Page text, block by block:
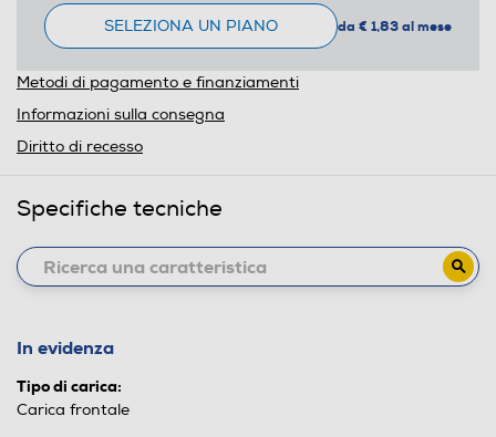
SELEZIONA UN PIANO da € 1,83 al mese
Metodi di pagamento e finanziamenti
Informazioni sulla consegna
Diritto di recesso
Specifiche tecniche
In evidenza
Tipo di carica:
Carica frontale